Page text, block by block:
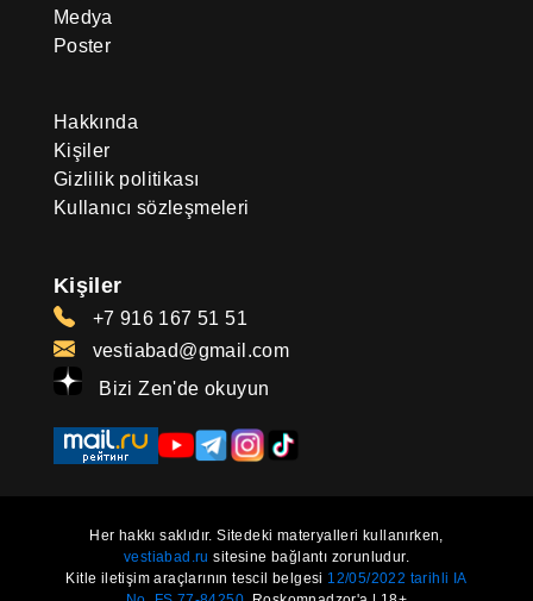
Medya
Poster
Hakkında
Kişiler
Gizlilik politikası
Kullanıcı sözleşmeleri
Kişiler
+7 916 167 51 51
vestiabad@gmail.com
Bizi Zen'de okuyun
Her hakkı saklıdır. Sitedeki materyalleri kullanırken,
vestiabad.ru sitesine bağlantı zorunludur.
Kitle iletişim araçlarının tescil belgesi 12/05/2022 tarihli IA